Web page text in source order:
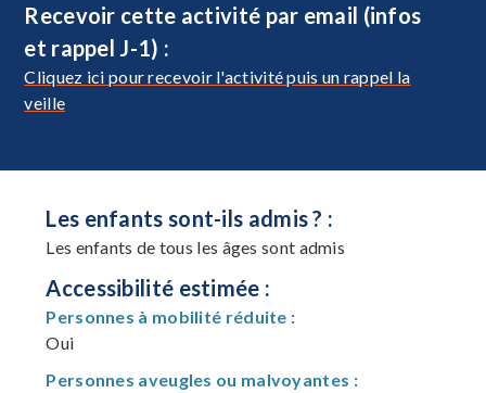
Recevoir cette activité par email (infos
et rappel J-1) :
Cliquez ici pour recevoir l'activité puis un rappel la
veille
Les enfants sont-ils admis ? :
Les enfants de tous les âges sont admis
Accessibilité estimée :
Personnes à mobilité réduite :
Oui
Personnes aveugles ou malvoyantes :